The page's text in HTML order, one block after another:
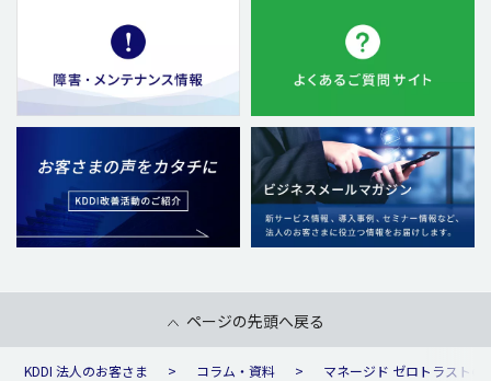
ページの先頭へ戻る
KDDI 法人のお客さま コラム・資料 マネージド ゼロトラストの